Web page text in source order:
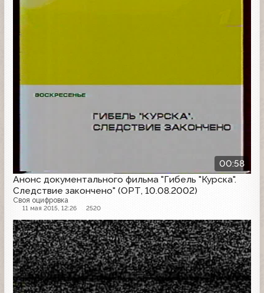
00:58
Анонс документального фильма "Гибель "Курска".
Следствие закончено" (ОРТ, 10.08.2002)
Своя оцифровка
11 мая 2015, 12:26 2520
Анонс